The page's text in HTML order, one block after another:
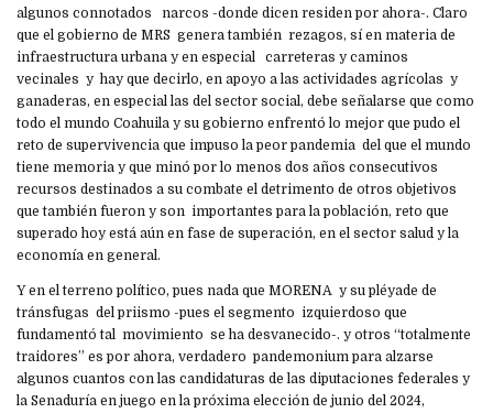
algunos connotados narcos -donde dicen residen por ahora-. Claro
que el gobierno de MRS genera también rezagos, sí en materia de
infraestructura urbana y en especial carreteras y caminos
vecinales y hay que decirlo, en apoyo a las actividades agrícolas y
ganaderas, en especial las del sector social, debe señalarse que como
todo el mundo Coahuila y su gobierno enfrentó lo mejor que pudo el
reto de supervivencia que impuso la peor pandemia del que el mundo
tiene memoria y que minó por lo menos dos años consecutivos
recursos destinados a su combate el detrimento de otros objetivos
que también fueron y son importantes para la población, reto que
superado hoy está aún en fase de superación, en el sector salud y la
economía en general.
Y en el terreno político, pues nada que MORENA y su pléyade de
tránsfugas del priismo -pues el segmento izquierdoso que
fundamentó tal movimiento se ha desvanecido-. y otros “totalmente
traidores” es por ahora, verdadero pandemonium para alzarse
algunos cuantos con las candidaturas de las diputaciones federales y
la Senaduría en juego en la próxima elección de junio del 2024,